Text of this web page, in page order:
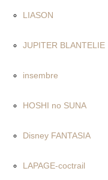
LIASON
JUPITER BLANTELIE
insembre
HOSHI no SUNA
Disney FANTASIA
LAPAGE-coctrail